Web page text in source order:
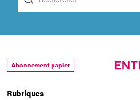
Rubriques
Abonnement papier